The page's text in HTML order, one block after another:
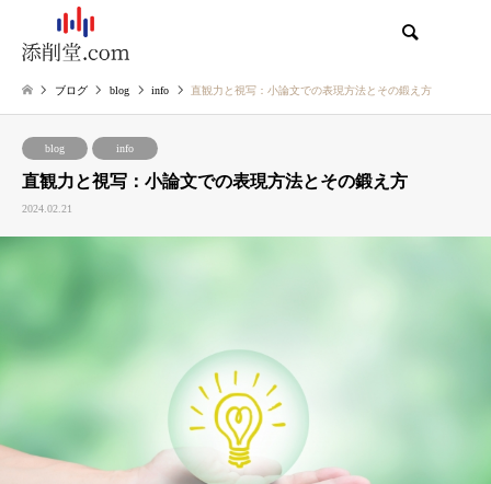
ブログ blog info 直観力と視写：小論文での表現方法とその鍛え方
blog info
直観力と視写：小論文での表現方法とその鍛え方
2024.02.21